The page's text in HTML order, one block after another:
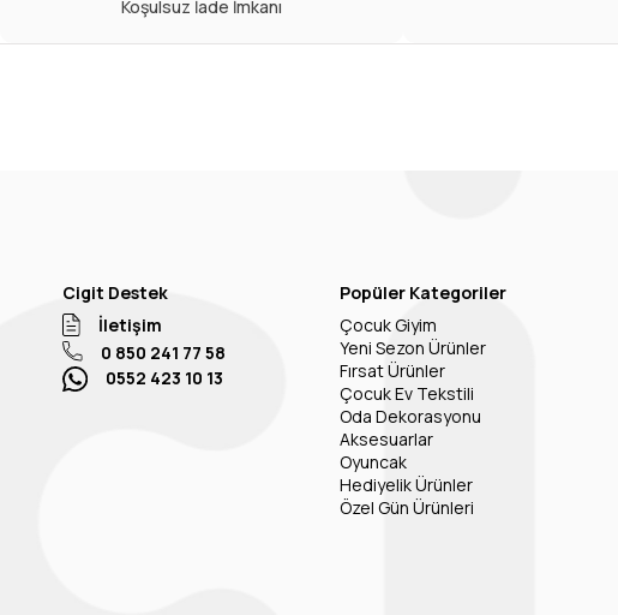
Koşulsuz İade İmkanı
Cigit Destek
İletişim
0 850 241 77 58
0552 423 10 13
Popüler Kategoriler
Çocuk Giyim
Yeni Sezon Ürünler
Fırsat Ürünler
Çocuk Ev Tekstili
Oda Dekorasyonu
Aksesuarlar
Oyuncak
Hediyelik Ürünler
Özel Gün Ürünleri